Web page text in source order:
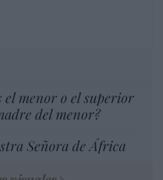
menor o el superior
del menor?
Señora de África